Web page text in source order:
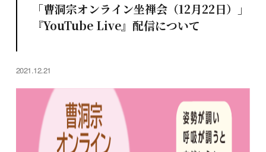
「曹洞宗オンライン坐禅会（12月22日）」
『YouTube Live』配信について
2021.12.21